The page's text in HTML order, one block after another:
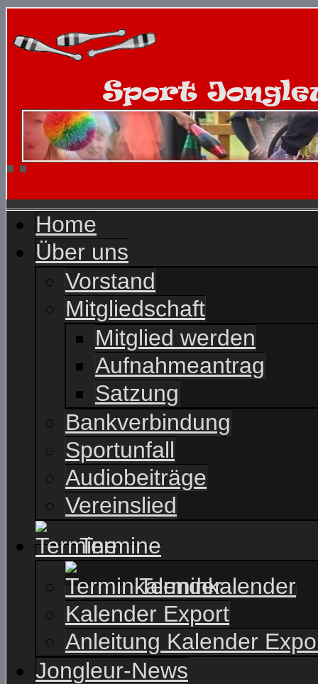
Home
Über uns
Vorstand
Mitgliedschaft
Mitglied werden
Aufnahmeantrag
Satzung
Bankverbindung
Sportunfall
Audiobeiträge
Vereinslied
Termine
Terminkalender
Kalender Export
Anleitung Kalender
Jongleur-News